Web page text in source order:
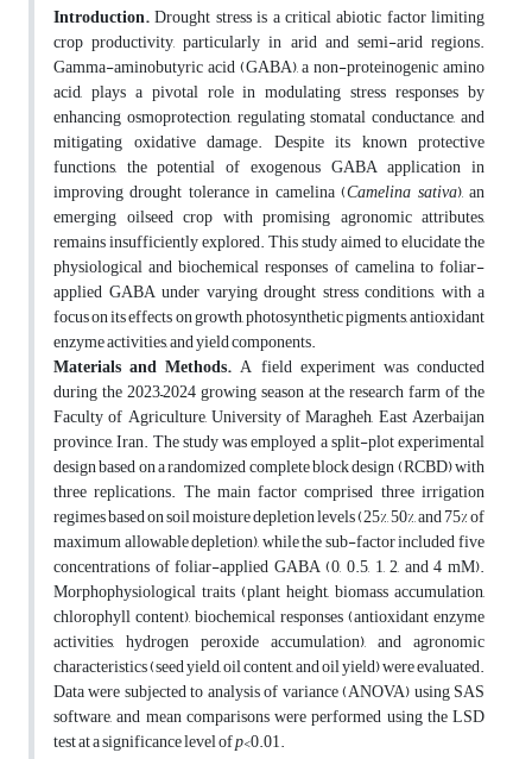
Introduction.Drought stress is a critical abiotic factor limiting
crop productivity, particularly in arid and semi-arid regions.
Gamma-aminobutyric acid (GABA), a non-proteinogenic amino
acid, plays a pivotal role in modulating stress responses by
enhancing osmoprotection, regulating stomatal conductance, and
mitigating oxidative damage. Despite its known protective
functions, the potential of exogenous GABA application in
improving drought tolerance in camelina (Camelina sativa), an
emerging oilseed crop with promising agronomic attributes,
remains insufficiently explored. This study aimed to elucidate the
physiological and biochemical responses of camelina to foliar-
applied GABA under varying drought stress conditions, with a
focus on its effects on growth, photosynthetic pigments, antioxidant
enzyme activities, and yield components.
Materials and Methods. A field experiment was conducted
during the 2023–2024 growing season at the research farm of the
Faculty of Agriculture, University of Maragheh, East Azerbaijan
province, Iran. The study was employed a split-plot experimental
design based on a randomized complete block design (RCBD) with
three replications. The main factor comprised three irrigation
regimes based on soil moisture depletion levels (25%, 50%, and 75% of
maximum allowable depletion), while the sub-factor included five
concentrations of foliar-applied GABA (0, 0.5, 1, 2, and 4 mM).
Morphophysiological traits (plant height, biomass accumulation,
chlorophyll content), biochemical responses (antioxidant enzyme
activities, hydrogen peroxide accumulation), and agronomic
characteristics (seed yield, oil content, and oil yield) were evaluated.
Data were subjected to analysis of variance (ANOVA) using SAS
software, and mean comparisons were performed using the LSD
test at a significance level ofp<0.01.